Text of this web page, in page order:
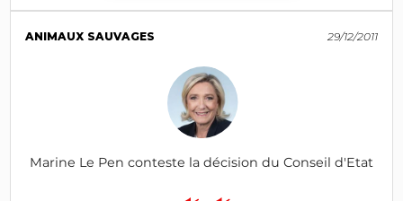
ANIMAUX SAUVAGES 29/12/2011
Marine Le Pen conteste la décision du Conseil d'Etat